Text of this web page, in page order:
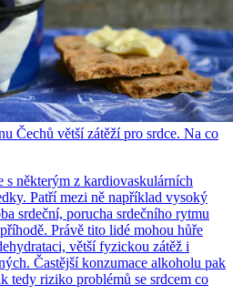
Čechů větší zátěží pro srdce. Na co
některým z kardiovaskulárních
Patří mezi ně například vysoký
srdeční, porucha srdečního rytmu
Právě tito lidé mohou hůře
větší fyzickou zátěž i
Častější konzumace alkoholu pak
tedy riziko problémů se srdcem co